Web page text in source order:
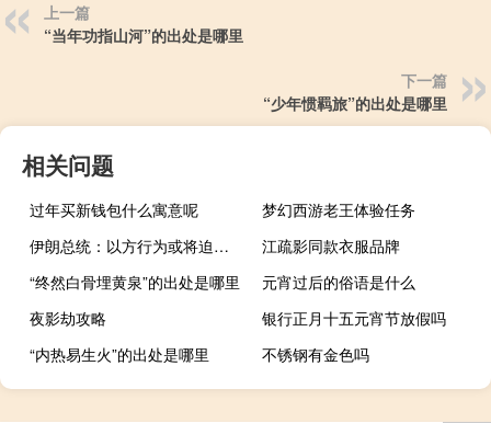
上一篇
“当年功指山河”的出处是哪里
下一篇
“少年惯羁旅”的出处是哪里
相关问题
过年买新钱包什么寓意呢
梦幻西游老王体验任务
伊朗总统：以方行为或将迫使各方采取行动
江疏影同款衣服品牌
“终然白骨埋黄泉”的出处是哪里
元宵过后的俗语是什么
夜影劫攻略
银行正月十五元宵节放假吗
“内热易生火”的出处是哪里
不锈钢有金色吗